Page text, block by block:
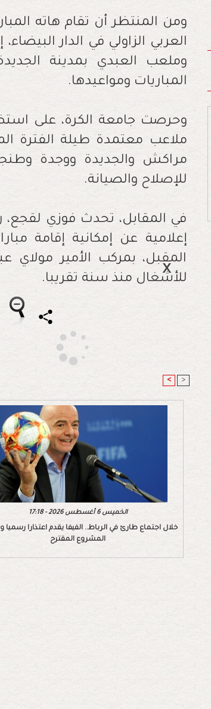
ومن المنتظر أن تقام هاته
العربي الزاولي في الدار
وملعب العبدي بمدينة
المباريات ومواعيدها.
وحرصت جامعة الكرة، على
ملاعب معتمدة طيلة الفترة
مراكش والجديدة ووجدة
للإصلاح والصيانة.
في المقابل، تحدث فوزي لقجع،
إعلامية عن إمكانية إقامة
المقبل، بمركب الأمير مولاي
للأشغال منذ سنة تقريبا.
< >
الخميس 6 أغسطس 2026 - 17:18
خلال اجتماع طارئ في الرباط.. الفيفا يقدم اعتذارا
المشروع المقترح